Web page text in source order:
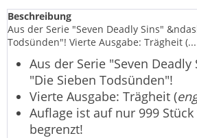
Beschreibung
Aus der Serie "Seven Deadly Sins"
Todsünden"! Vierte Ausgabe: Trägheit (...
Aus der Serie "Seven Deadly
"Die Sieben Todsünden"!
Vierte Ausgabe: Trägheit (
Auflage ist auf nur 999
begrenzt!